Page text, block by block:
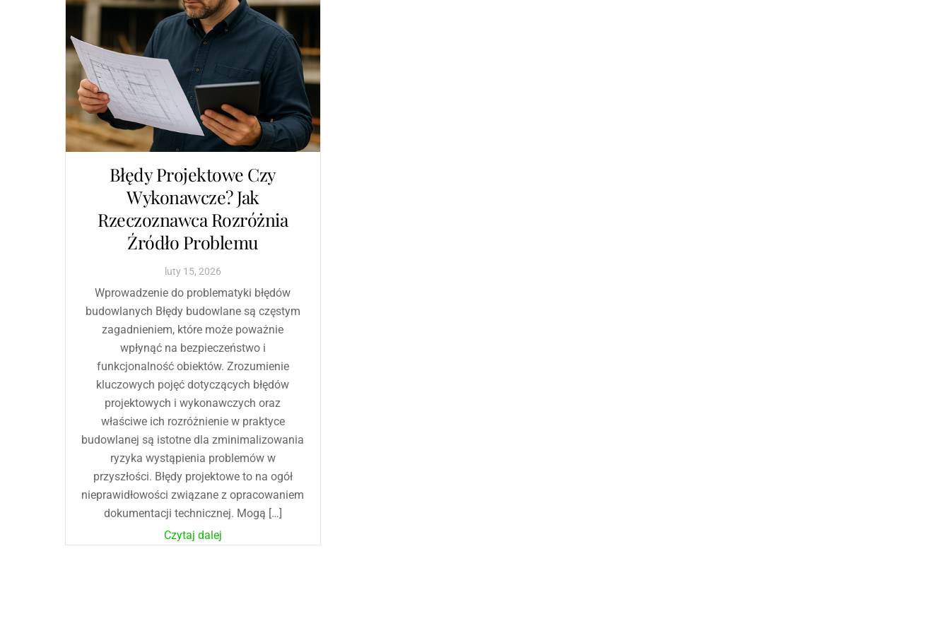
Błędy Projektowe Czy
Wykonawcze? Jak
Rzeczoznawca Rozróżnia
Źródło Problemu
luty 15, 2026
Wprowadzenie do problematyki błędów
budowlanych Błędy budowlane są częstym
zagadnieniem, które może poważnie
wpłynąć na bezpieczeństwo i
funkcjonalność obiektów. Zrozumienie
kluczowych pojęć dotyczących błędów
projektowych i wykonawczych oraz
właściwe ich rozróżnienie w praktyce
budowlanej są istotne dla zminimalizowania
ryzyka wystąpienia problemów w
przyszłości. Błędy projektowe to na ogół
nieprawidłowości związane z opracowaniem
dokumentacji technicznej. Mogą […]
Czytaj dalej